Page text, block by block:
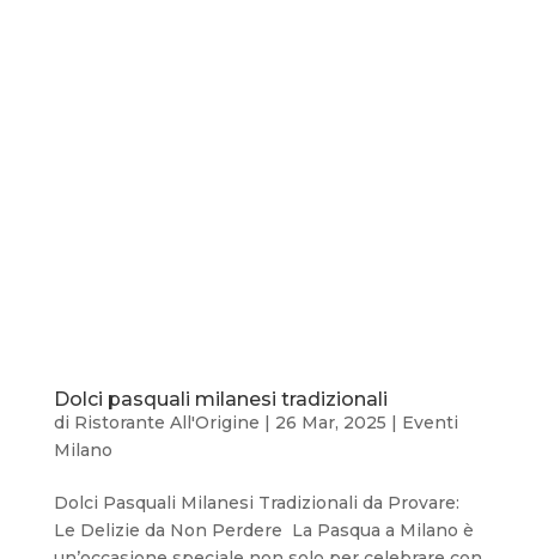
Dolci pasquali milanesi tradizionali
di Ristorante All'Origine | 26 Mar, 2025 | Eventi
Milano
Dolci Pasquali Milanesi Tradizionali da Provare:
Le Delizie da Non Perdere La Pasqua a Milano è